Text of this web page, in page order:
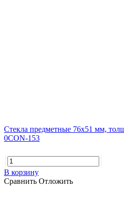
Стекла предметные 76х51 мм,
0CON-153
В корзину
Сравнить Отложить